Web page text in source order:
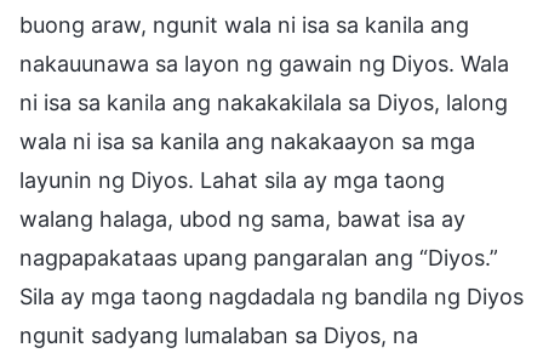
buong araw, ngunit wala ni isa sa kanila ang
nakauunawa sa layon ng gawain ng Diyos. Wala
ni isa sa kanila ang nakakakilala sa Diyos, lalong
wala ni isa sa kanila ang nakakaayon sa mga
layunin ng Diyos. Lahat sila ay mga taong
walang halaga, ubod ng sama, bawat isa ay
nagpapakataas upang pangaralan ang “Diyos.”
Sila ay mga taong nagdadala ng bandila ng Diyos
ngunit sadyang lumalaban sa Diyos, na